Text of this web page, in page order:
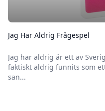
Jag Har Aldrig Frågespel
Jag har aldrig är ett av
faktiskt aldrig funnits som
san...